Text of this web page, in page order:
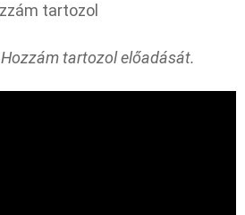
tartozol
tartozol előadását.